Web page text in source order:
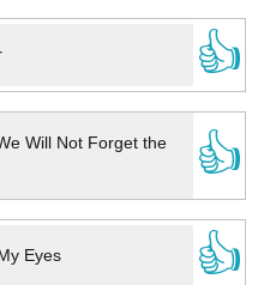
👍
Will Not Forget the
👍
Eyes
👍